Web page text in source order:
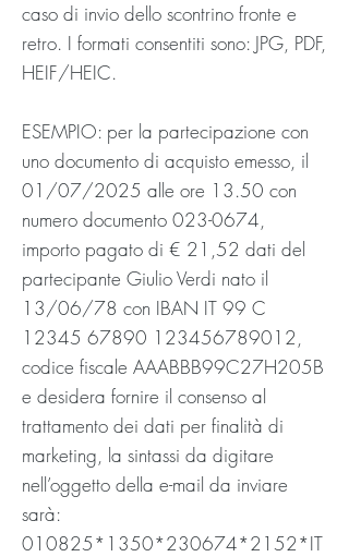
caso di invio dello scontrino fronte e
retro. I formati consentiti sono: JPG, PDF,
HEIF/HEIC.
ESEMPIO: per la partecipazione con
uno documento di acquisto emesso, il
01/07/2025 alle ore 13.50 con
numero documento 023-0674,
importo pagato di € 21,52 dati del
partecipante Giulio Verdi nato il
13/06/78 con IBAN IT 99 C
12345 67890 123456789012,
codice fiscale AAABBB99C27H205B
e desidera fornire il consenso al
trattamento dei dati per finalità di
marketing, la sintassi da digitare
nell’oggetto della e-mail da inviare
sarà:
010825*1350*230674*2152*IT